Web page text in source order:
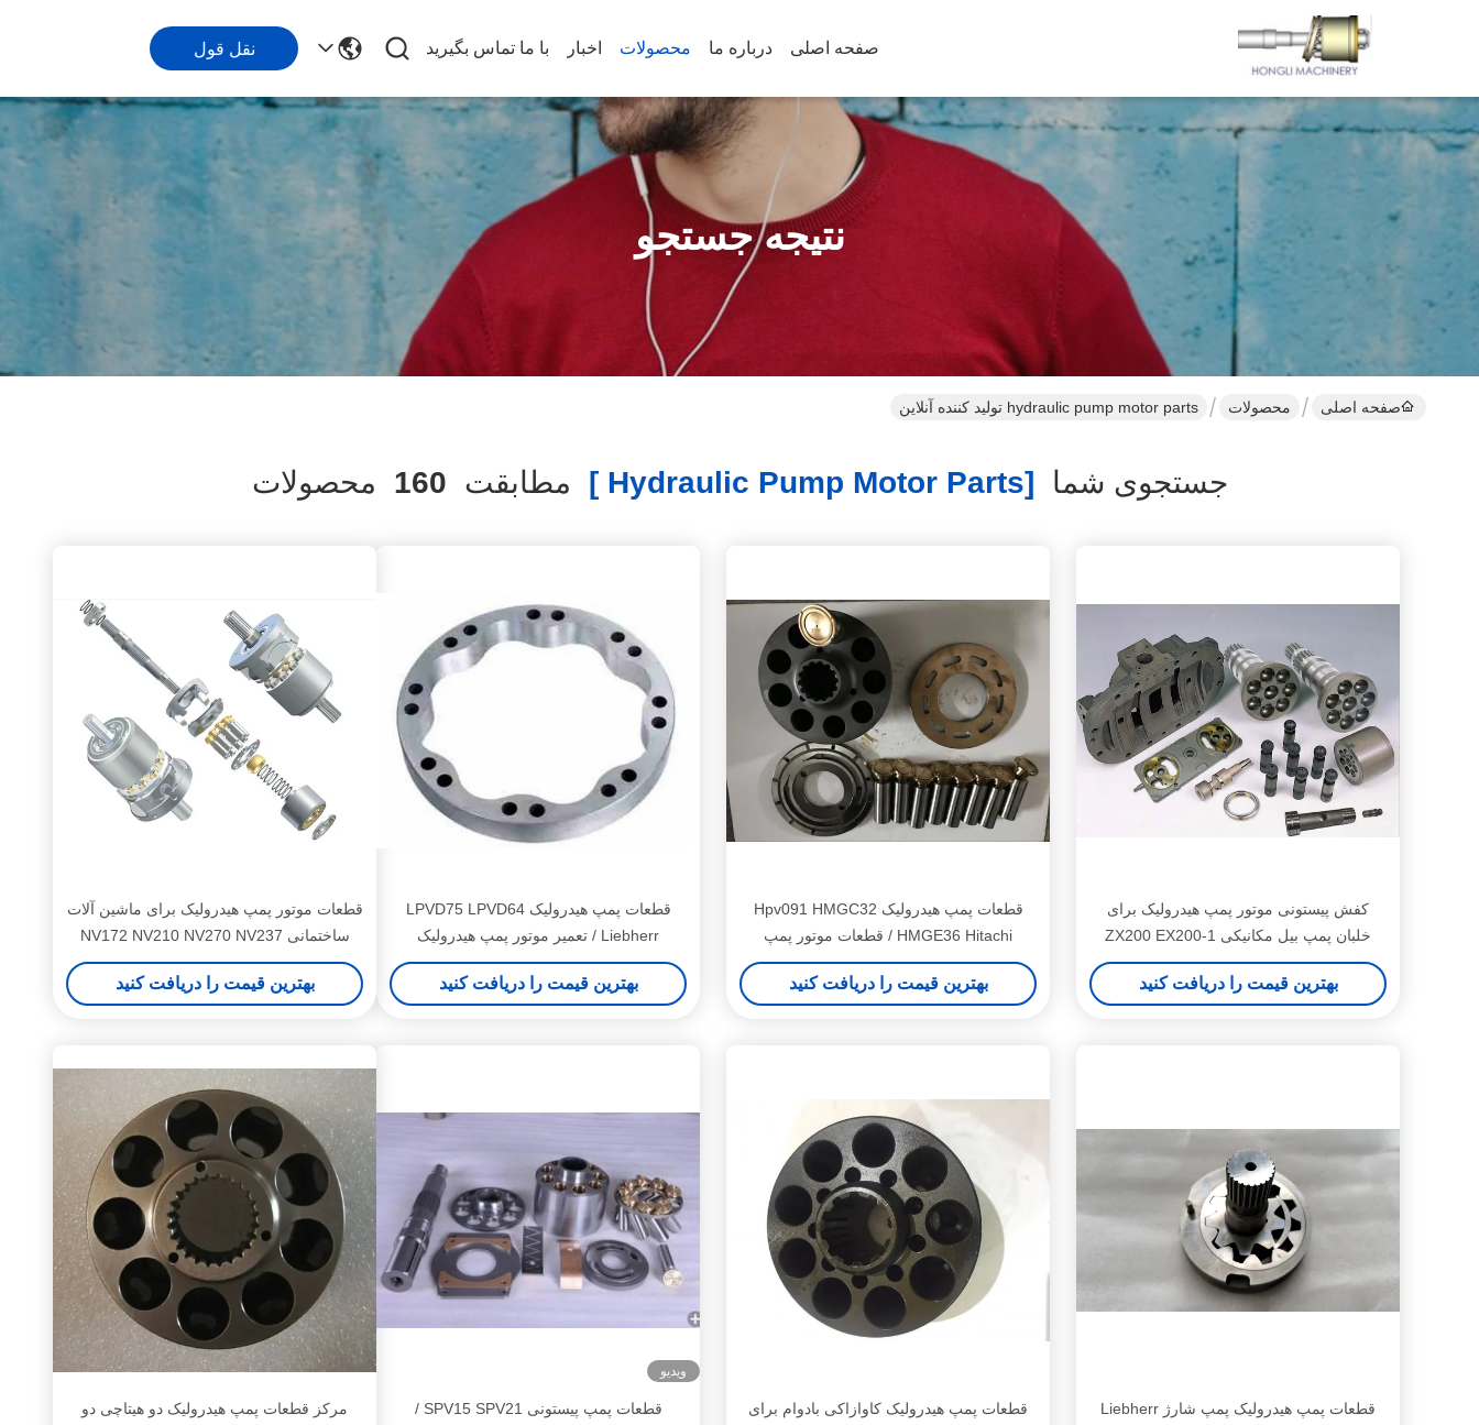
صفحه اصلی درباره ما محصولات اخبار با ما تماس بگیرید نقل قول
نتیجه جستجو
صفحه اصلی محصولات hydraulic pump motor parts تولید کننده آنلاین
جستجوی شما [hydraulic Pump Motor Parts ] مطابقت 160 محصولات
کفش پیستونی موتور پمپ هیدرولیک برای
خلبان پمپ بیل مکانیکی ZX200 EX200-1
EX200-2
بهترین قیمت را دریافت کنید
قطعات پمپ هیدرولیک Hpv091 HMGC32
HMGE36 Hitachi / قطعات موتور پمپ
هیدرولیک
بهترین قیمت را دریافت کنید
قطعات پمپ هیدرولیک LPVD75 LPVD64
Liebherr / تعمیر موتور پمپ هیدرولیک
بهترین قیمت را دریافت کنید
قطعات موتور پمپ هیدرولیک برای ماشین آلات
ساختمانی NV172 NV210 NV270 NV237
بهترین قیمت را دریافت کنید
قطعات پمپ هیدرولیک پمپ شارژ Liebherr
قطعات پمپ هیدرولیک کاوازاکی بادوام برای
ویدیو
قطعات پمپ پیستونی SPV15 SPV21 /
مرکز قطعات پمپ هیدرولیک دو هیتاچی دو